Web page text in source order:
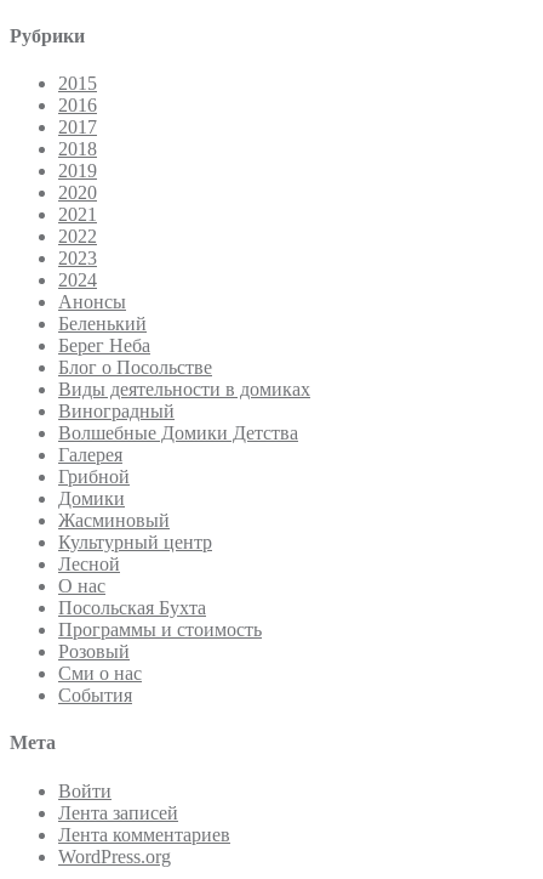
Рубрики
2015
2016
2017
2018
2019
2020
2021
2022
2023
2024
Анонсы
Беленький
Берег Неба
Блог о Посольстве
Виды деятельности в домиках
Виноградный
Волшебные Домики Детства
Галерея
Грибной
Домики
Жасминовый
Культурный центр
Лесной
О нас
Посольская Бухта
Программы и стоимость
Розовый
Сми о нас
События
Мета
Войти
Лента записей
Лента комментариев
WordPress.org